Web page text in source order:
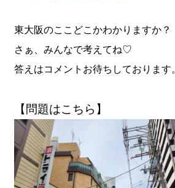
東大阪のここどこかわかりますか？
さぁ、みんなで考えてね♡
答えはコメントお待ちしております。
【問題はこちら】